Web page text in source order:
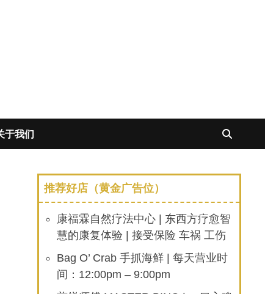
于我们
推荐好店（黄金广告位）
康福霖自然疗法中心 | 东西方疗愈智
慧的康复体验 | 接受保险 车祸 工伤
Bag O’ Crab 手抓海鲜 | 每天营业时
间：12:00pm – 9:00pm